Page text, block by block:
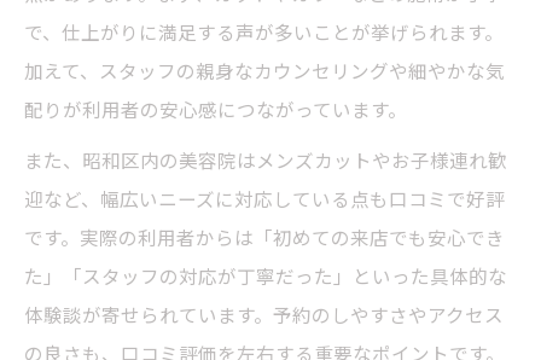
で、仕上がりに満足する声が多いことが挙げられます。
加えて、スタッフの親身なカウンセリングや細やかな気
配りが利用者の安心感につながっています。
また、昭和区内の美容院はメンズカットやお子様連れ歓
迎など、幅広いニーズに対応している点も口コミで好評
です。実際の利用者からは「初めての来店でも安心でき
た」「スタッフの対応が丁寧だった」といった具体的な
体験談が寄せられています。予約のしやすさやアクセス
の良さも、口コミ評価を左右する重要なポイントです。